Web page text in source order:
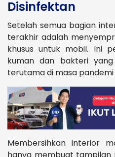
Disinfektan
Setelah semua bagian
terakhir adalah
khusus untuk mobil. Ini
kuman dan bakteri
terutama di masa
Membersihkan interior